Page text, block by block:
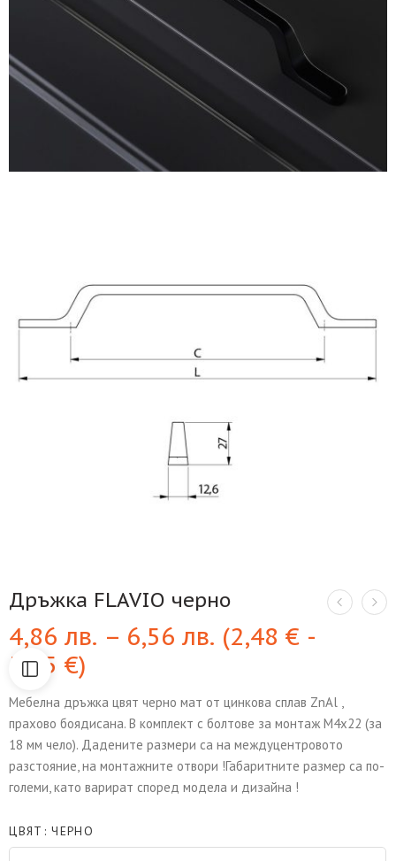
Дръжка FLAVIO черно
4,86лв. – 6,56лв. (2,48€ -
3,35€)
Мебелна дръжка цвят черно мат от цинкова сплав ZnAl ,
прахово боядисана. В комплект с болтове за монтаж М4х22 (за
18 мм чело). Дадените размери са на междуцентровото
разстояние, на монтажните отвори !Габаритните размер са по-
големи, като варират според модела и дизайна !
ЦВЯТ ЧЕРНО